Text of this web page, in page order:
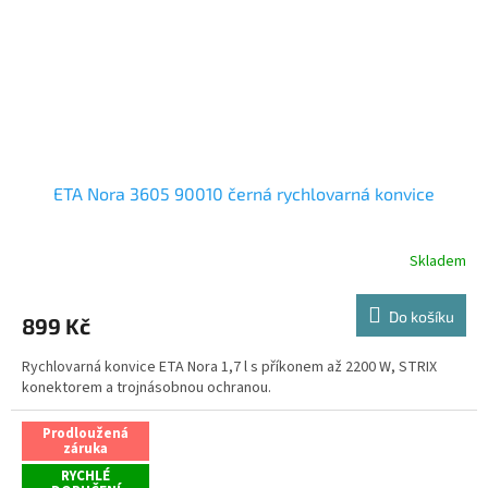
ETA Nora 3605 90010 černá rychlovarná konvice
Skladem
899 Kč Do košíku
Rychlovarná konvice ETA Nora 1,7 l s příkonem až 2200 W, STRIX
konektorem a trojnásobnou ochranou.
Prodloužená
záruka
RYCHLÉ